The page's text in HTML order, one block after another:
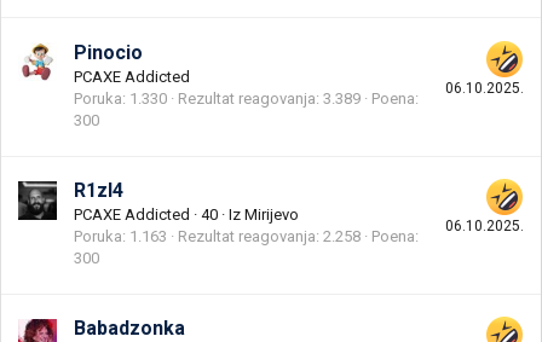
06.10.2025.
Pinocio
PCAXE Addicted
Poruka 1.330 Rezultat reagovanja 3.389
Poena
300
06.10.2025.
R1zl4
PCAXE Addicted · 40 · Iz Mirijevo
Poruka 1.163 Rezultat reagovanja 2.258
Poena
300
Babadzonka